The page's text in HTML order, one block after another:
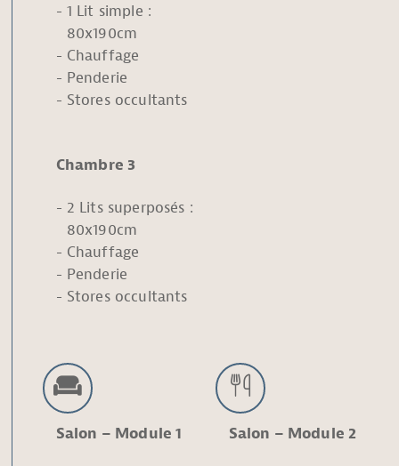
1 Lit simple :
80x190cm
Chauffage
Penderie
Stores occultants
Chambre 3
2 Lits superposés :
80x190cm
Chauffage
Penderie
Stores occultants
Salon – Module 1 Salon – Module 2